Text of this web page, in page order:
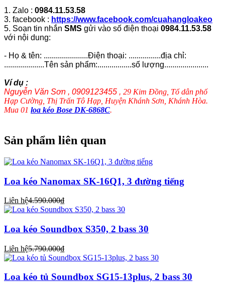
1. Zalo : 0984.11.53.58
3. facebook : https://www.facebook.com/cuahangloakeo
5. Soạn tin nhắn SMS gửi vào số điện thoại 0984.11.53.58
với nội dung:
- Họ & tên: ......................Điện thoại: ................địa chỉ:
....................Tên sản phẩm:.................số lượng......................
Ví dụ :
Nguyễn Văn Sơn , 0909123455 , 29 Kim Đồng, Tổ dân phố
Hạp Cường, Thị Trấn Tô Hạp, Huyện Khánh Sơn, Khánh Hòa.
Mua 01 loa kéo Bose DK-6868C.
Sản phẩm liên quan
Loa kéo Nanomax SK-16Q1, 3 đường tiếng
Liên hệ4.590.000₫
Loa kéo Soundbox S350, 2 bass 30
Liên hệ5.790.000₫
Loa kéo tủ Soundbox SG15-13plus, 2 bass 30